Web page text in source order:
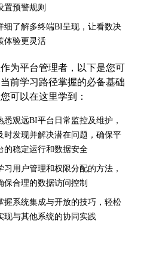
置预警规则
细了解多终端BI呈现，让看数决
体验更灵活
为平台管理者，以下是您可
前学习路径掌握的必备基础
可以在这里学到：
悉观远BI平台日常监控及维护，
时发现并解决潜在问题，确保平
的稳定运行和数据安全
习用户管理和权限分配的方法，
保合理的数据访问控制
握系统集成与开放的技巧，轻松
现与其他系统的协同实践